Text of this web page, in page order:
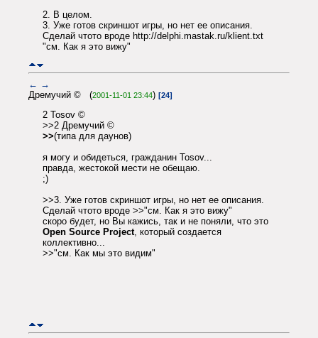
2. В целом.
3. Уже готов скриншот игры, но нет ее описания.
Сделай чтото вроде http://delphi.mastak.ru/klient.txt
"см. Как я это вижу"
← →
Дремучий © (2001-11-01 23:44) [24]
2 Tosov ©
>>2 Дремучий ©
>>(типа для даунов)
я могу и обидеться, гражданин Tosov...
правда, жестокой мести не обещаю.
;)
>>3. Уже готов скриншот игры, но нет ее описания.
Сделай чтото вроде >>"см. Как я это вижу"
скоро будет, но Вы кажись, так и не поняли, что это
Open Source Project, который создается
коллективно...
>>"см. Как мы это видим"